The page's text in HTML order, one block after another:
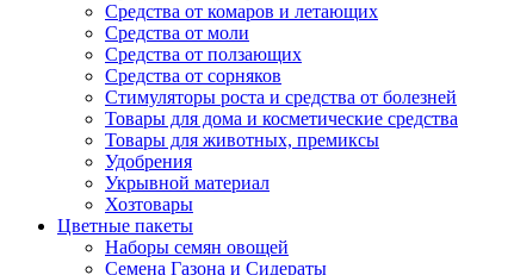
Средства от комаров и летающих
Средства от моли
Средства от ползающих
Средства от сорняков
Стимуляторы роста и средства от болезней
Товары для дома и косметические средства
Товары для животных, премиксы
Удобрения
Укрывной материал
Хозтовары
Цветные пакеты
Наборы семян овощей
Семена Газона и Сидераты